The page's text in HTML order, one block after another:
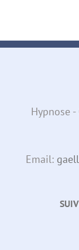
Hypnose
Email: